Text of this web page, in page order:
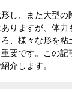
し、また大型の
りますが、体力
、様々な形を粘
要です。この記
介します。